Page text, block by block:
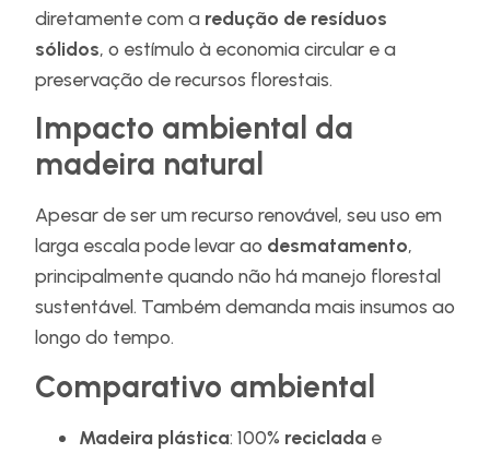
diretamente com a redução de resíduos
sólidos, o estímulo à economia circular e a
preservação de recursos florestais.
Impacto ambiental da
madeira natural
Apesar de ser um recurso renovável, seu uso em
larga escala pode levar ao desmatamento,
principalmente quando não há manejo florestal
sustentável. Também demanda mais insumos ao
longo do tempo.
Comparativo ambiental
Madeira plástica: 100% reciclada e